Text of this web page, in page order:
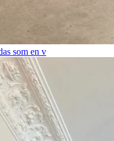
som en v